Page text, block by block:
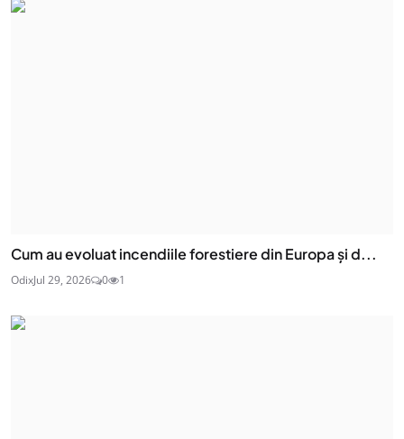
Cum au evoluat incendiile forestiere din Europa și d...
OdixJul 29, 2026 0 1